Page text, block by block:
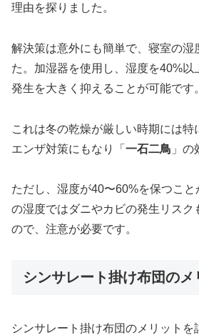
理由を探りました。
解決策は意外にも簡単で、寝室の湿
た。加湿器を使用し、湿度を40%以
発生を大きく抑えることが可能です。
これは冬の乾燥が厳しい時期には
エンザ対策にもなり「 一石二鳥 」の
ただし、湿度が40〜60%を保つこと
の湿度ではダニやカビの発生リスク
ので、注意が必要です。
シンサレート掛け布団のメ
シンサレート掛け布団のメリットを